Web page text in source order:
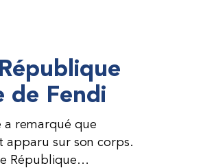
de Fendi
a remarqué que
apparu sur son corps.
République